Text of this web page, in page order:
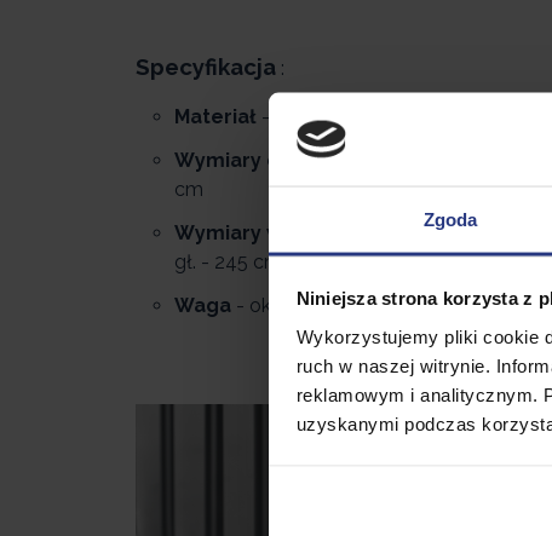
Zgoda
Niniejsza strona korzysta z
Wykorzystujemy pliki cookie
ruch w naszej witrynie.
reklamowym i analitycznym.
uzyskanymi podczas
Specyfikacja :
Materiał - metal, polipropylen
Wymiary całkowite
cm
Wymiary wewnetrzne
- Wewnętrzne:
gł. - 245 cm, wys. - 212 cm
Waga - ok 70 kg